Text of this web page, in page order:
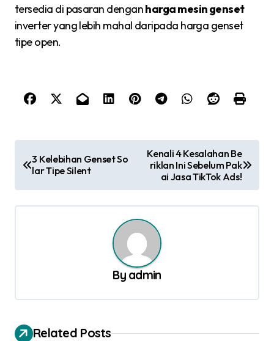
tersedia di pasaran denganharga mesin genset
inverter yang lebih mahal daripada harga genset
tipe open.
o
s
t
a
3 Kelebihan Genset So
lar Tipe Silent
Kenali 4 Kesalahan Be
riklan Ini Sebelum Pak
ai Jasa TikTok Ads!
By admin
Related Posts